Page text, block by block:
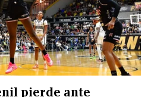
pierde ante